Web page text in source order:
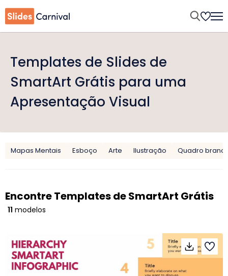
Templates de Slides de
SmartArt Grátis para uma
Apresentação Visual
Mapas Mentais Esboço Arte Ilustração Quadro
Encontre Templates de SmartArt Grátis
11 modelos